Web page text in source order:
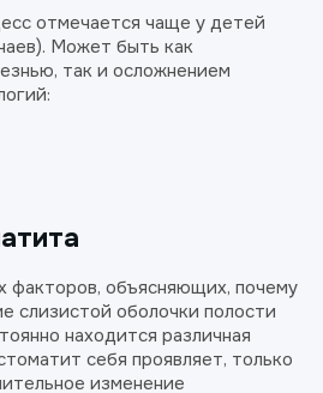
отмечается чаще у детей
Может быть как
так и осложнением
объясняющих, почему
слизистой оболочки полости
находится различная
себя проявляет, только
изменение